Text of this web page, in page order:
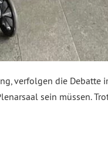
verfolgen die
sein müssen.